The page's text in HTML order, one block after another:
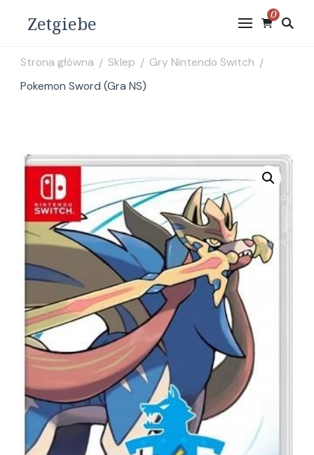
Zetgiebe 0
Strona główna / Sklep / Gry Nintendo Switch /
Pokemon Sword (Gra NS)